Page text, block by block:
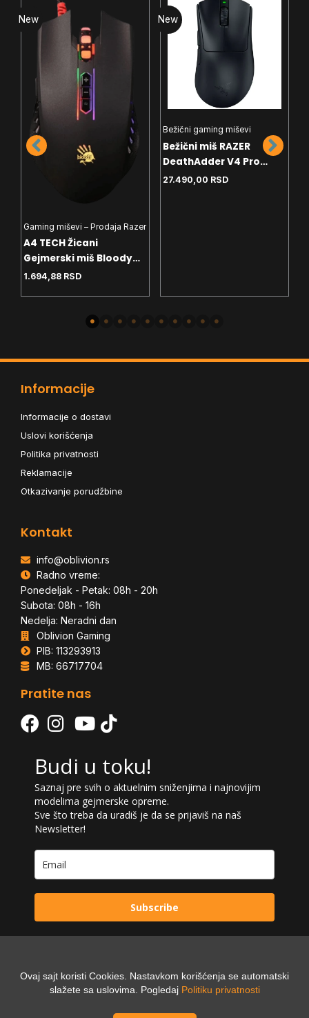
New
Gaming miševi – Prodaja Razer
A4 TECH Žicani
Gejmerski miš Bloody
Gaming Neon X Glide
1.694,88 RSD
New
Bežični gaming miševi
Bežični miš RAZER
DeathAdder V4 Pro
black RZ01-05330100-
27.490,00 RSD
Informacije
Informacije o dostavi
Uslovi korišćenja
Politika privatnosti
Reklamacije
Otkazivanje porudžbine
Kontakt
info@oblivion.rs
Radno vreme:
Ponedeljak - Petak: 08h - 20h
Subota: 08h - 16h
Nedelja: Neradni dan
Oblivion Gaming
PIB: 113293913
MB: 66717704
Pratite nas
Budi u toku!
Saznaj pre svih o aktuelnim sniženjima i najnovijim
modelima gejmerske opreme.
Sve što treba da uradiš je da se prijaviš na naš
Newsletter!
Subscribe
Powered by:
Digilex
Ovaj sajt koristi Cookies. Nastavkom korišćenja se automatski
slažete sa uslovima. Pogledaj Politiku privatnosti